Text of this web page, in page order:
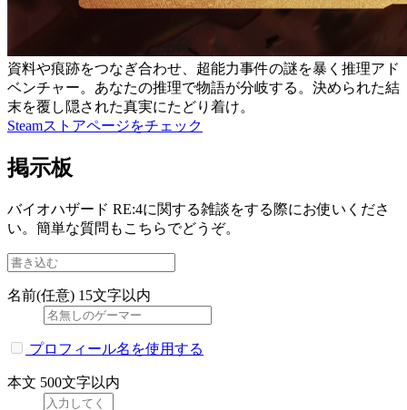
資料や痕跡をつなぎ合わせ、超能力事件の謎を暴く推理アド
ベンチャー。あなたの推理で物語が分岐する。決められた結
末を覆し隠された真実にたどり着け。
Steamストアページをチェック
掲示板
バイオハザード RE:4に関する雑談をする際にお使いくださ
い。簡単な質問もこちらでどうぞ。
名前(任意) 15文字以内
プロフィール名を使用する
本文 500文字以内